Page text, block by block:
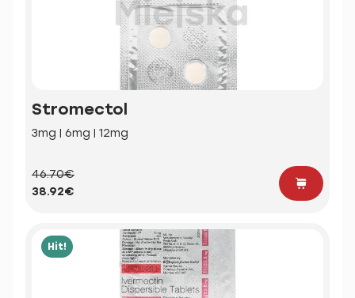
Stromectol
3mg | 6mg | 12mg
46.70€
38.92€
Hit!